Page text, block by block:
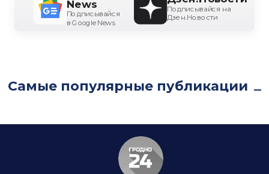
News
Подписывайся
в Google News
Подписывайся на
Дзен.Новости
Самые популярные публикации